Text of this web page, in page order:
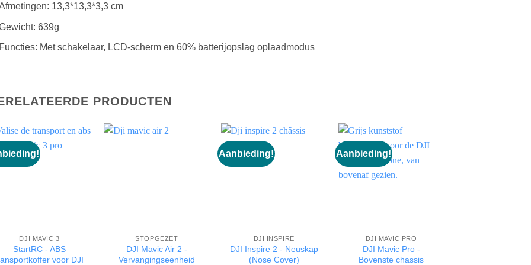
13,3*13,3*3,3 cm
639g
Functies: Met schakelaar, LCD-scherm en 60% batterijopslag oplaadmodus
PRODUCTEN
DJI MAVIC 3
StartRC - ABS
voor DJI
STOPGEZET
DJI Mavic Air 2 -
Vervangingseenheid
Aanbieding!
DJI INSPIRE
DJI Inspire 2 - Neuskap
(Nose Cover)
Aanbieding!
DJI MAVIC PRO
DJI Mavic Pro -
Bovenste chassis